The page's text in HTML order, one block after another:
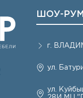
ШОУ-
г.
ул.
ул.